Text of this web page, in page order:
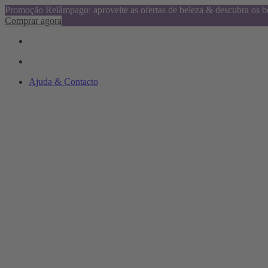
Promoção Relâmpago: aproveite as ofertas de beleza & descubra os
Comprar agora
Ajuda & Contacto